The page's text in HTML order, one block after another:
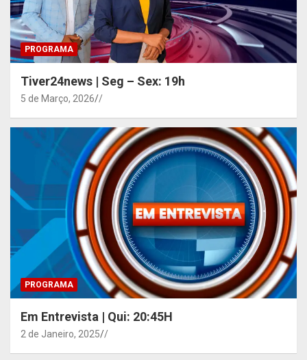
PROGRAMA
Tiver24news | Seg – Sex: 19h
5 de Março, 2026 /
PROGRAMA
Em Entrevista | Qui: 20:45H
2 de Janeiro, 2025 /